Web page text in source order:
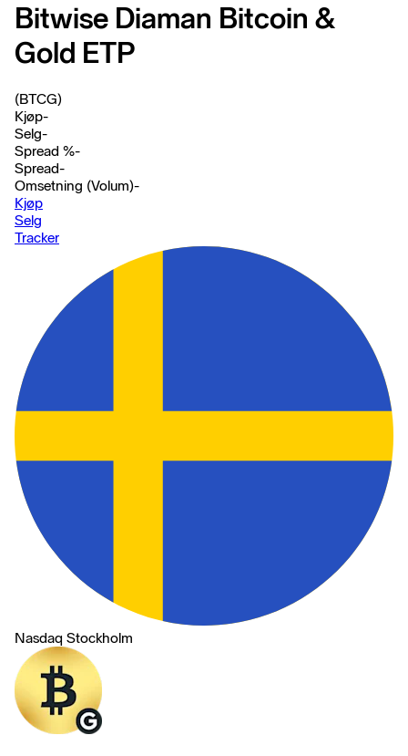
Bitwise Diaman Bitcoin &
Gold ETP
(BTCG)
Kjøp-
Selg-
Spread %-
Spread-
Omsetning (Volum)-
Kjøp
Selg
Tracker
Nasdaq Stockholm